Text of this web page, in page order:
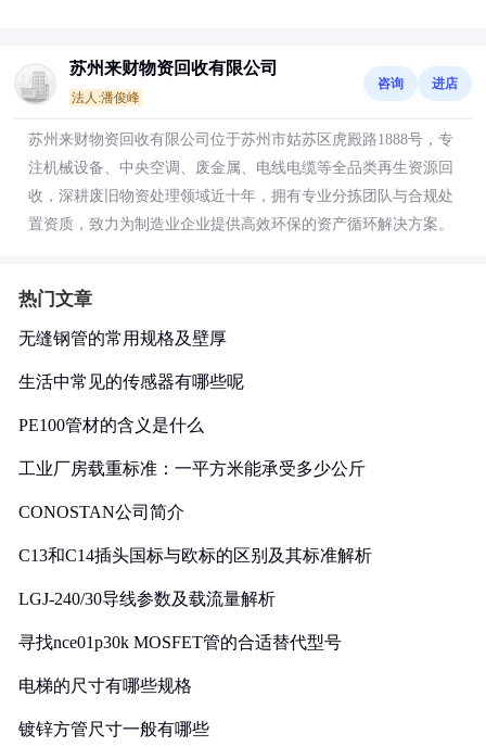
苏州来财物资回收有限公司
法人:潘俊峰
咨询 进店
苏州来财物资回收有限公司位于苏州市姑苏区虎殿路1888号，专
注机械设备、中央空调、废金属、电线电缆等全品类再生资源回
收，深耕废旧物资处理领域近十年，拥有专业分拣团队与合规处
置资质，致力为制造业企业提供高效环保的资产循环解决方案。
热门文章
无缝钢管的常用规格及壁厚
生活中常见的传感器有哪些呢
PE100管材的含义是什么
工业厂房载重标准：一平方米能承受多少公斤
CONOSTAN公司简介
C13和C14插头国标与欧标的区别及其标准解析
LGJ-240/30导线参数及载流量解析
寻找nce01p30k MOSFET管的合适替代型号
电梯的尺寸有哪些规格
镀锌方管尺寸一般有哪些